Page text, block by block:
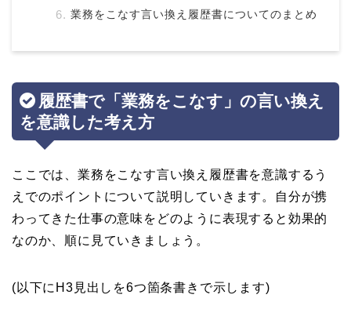
業務をこなす言い換え履歴書についてのまとめ
履歴書で「業務をこなす」の言い換え
を意識した考え方
ここでは、業務をこなす言い換え履歴書を意識するう
えでのポイントについて説明していきます。自分が携
わってきた仕事の意味をどのように表現すると効果的
なのか、順に見ていきましょう。
(以下にH3見出しを6つ箇条書きで示します)